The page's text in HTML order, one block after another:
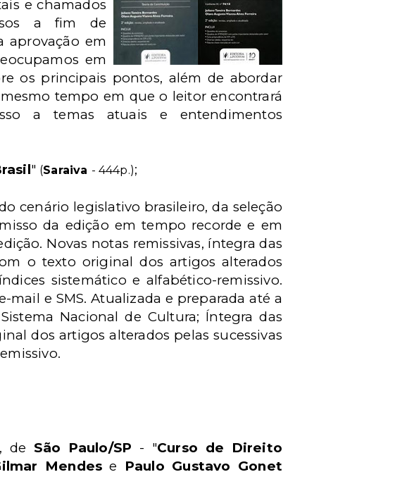
e chamados
a fim de
aprovação em
em
os principais pontos, além de abordar
tempo em que o leitor encontrará
a temas atuais e entendimentos
" (Saraiva - 444p.);
cenário legislativo brasileiro, da seleção
da edição em tempo recorde e em
Novas notas remissivas, íntegra das
o texto original dos artigos alterados
sistemático e alfabético-remissivo.
e SMS. Atualizada e preparada até a
Nacional de Cultura; Íntegra das
dos artigos alterados pelas sucessivas
de São Paulo/SP - "Curso de Direito
Mendes e Paulo Gustavo Gonet